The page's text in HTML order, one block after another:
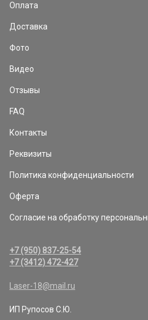
Оплата
Доставка
Фото
Видео
Отзывы
FAQ
Контакты
Реквизиты
Политика конфиденциальности
Оферта
Согласие на обработку
+7 (950) 837-25-54
+7 (3412) 472-427
Laser-18@mail.ru
ИП Рупосов С.Ю.